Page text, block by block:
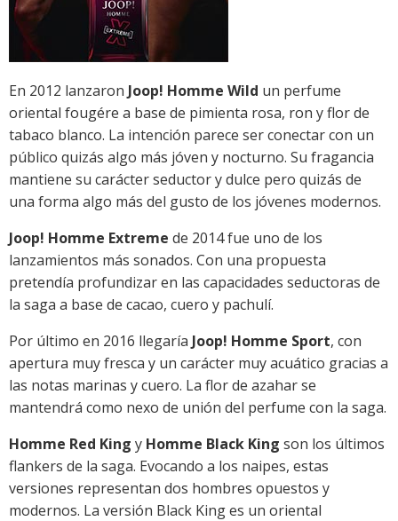
En 2012 lanzaron Joop! Homme Wild un perfume
oriental fougére a base de pimienta rosa, ron y flor de
tabaco blanco. La intención parece ser conectar con un
público quizás algo más jóven y nocturno. Su fragancia
mantiene su carácter seductor y dulce pero quizás de
una forma algo más del gusto de los jóvenes modernos.
Joop! Homme Extreme de 2014 fue uno de los
lanzamientos más sonados. Con una propuesta
pretendía profundizar en las capacidades seductoras de
la saga a base de cacao, cuero y pachulí.
Por último en 2016 llegaría Joop! Homme Sport, con
apertura muy fresca y un carácter muy acuático gracias a
las notas marinas y cuero. La flor de azahar se
mantendrá como nexo de unión del perfume con la saga.
Homme Red King y Homme Black King son los últimos
flankers de la saga. Evocando a los naipes, estas
versiones representan dos hombres opuestos y
modernos. La versión Black King es un oriental